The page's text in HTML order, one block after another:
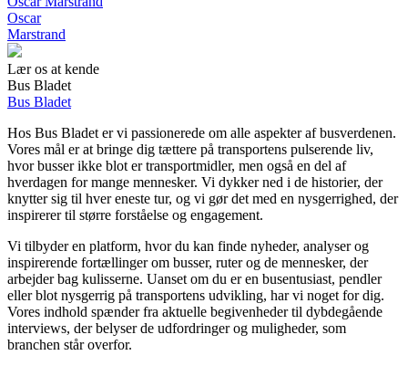
Oscar
Marstrand
Lær os at kende
Bus Bladet
Bus Bladet
Hos Bus Bladet er vi passionerede om alle aspekter af busverdenen.
Vores mål er at bringe dig tættere på transportens pulserende liv,
hvor busser ikke blot er transportmidler, men også en del af
hverdagen for mange mennesker. Vi dykker ned i de historier, der
knytter sig til hver eneste tur, og vi gør det med en nysgerrighed, der
inspirerer til større forståelse og engagement.
Vi tilbyder en platform, hvor du kan finde nyheder, analyser og
inspirerende fortællinger om busser, ruter og de mennesker, der
arbejder bag kulisserne. Uanset om du er en busentusiast, pendler
eller blot nysgerrig på transportens udvikling, har vi noget for dig.
Vores indhold spænder fra aktuelle begivenheder til dybdegående
interviews, der belyser de udfordringer og muligheder, som
branchen står overfor.